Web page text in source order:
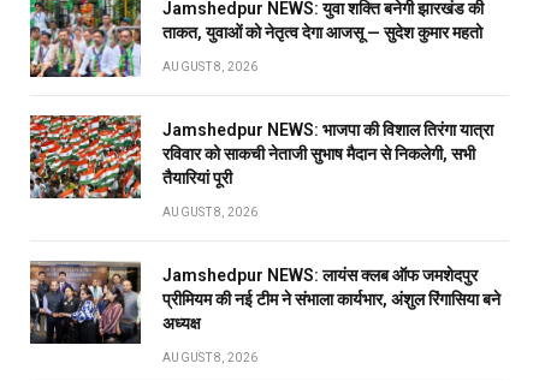
Jamshedpur NEWS: युवा शक्ति बनेगी झारखंड की
ताकत, युवाओं को नेतृत्व देगा आजसू — सुदेश कुमार महतो
AUGUST 8, 2026
Jamshedpur NEWS: भाजपा की विशाल तिरंगा यात्रा
रविवार को साकची नेताजी सुभाष मैदान से निकलेगी, सभी
तैयारियां पूरी
AUGUST 8, 2026
Jamshedpur NEWS: लायंस क्लब ऑफ जमशेदपुर
प्रीमियम की नई टीम ने संभाला कार्यभार, अंशुल रिंगासिया बने
अध्यक्ष
AUGUST 8, 2026